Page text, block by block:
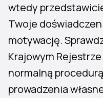
wtedy
Twoje
motywację.
Krajowym
normalną
prowadzenia